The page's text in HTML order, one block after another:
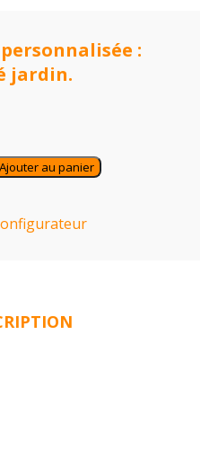
:
jardin.
Ajouter au panier